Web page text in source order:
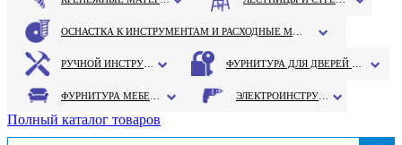
Полный каталог товаров